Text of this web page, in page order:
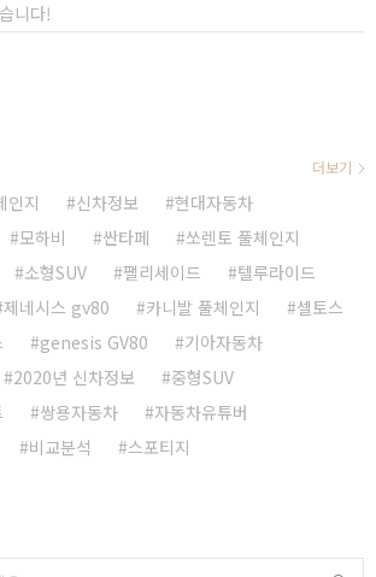
니다!
인지 신차정보
현대자동차
모하비 싼타페
쏘렌토 풀체인지
소형SUV 팰리세이드
텔루라이드
제네시스 gv80 카니발 풀체인지
셀토스
genesis GV80
기아자동차
2020년 신차정보
중형SUV
쌍용자동차
자동차유튜버
비교분석 스포티지
더보기